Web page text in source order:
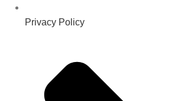
Privacy Policy